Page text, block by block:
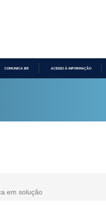
COMUNICA BR ACESSO À INFORMAÇÃO
em solução